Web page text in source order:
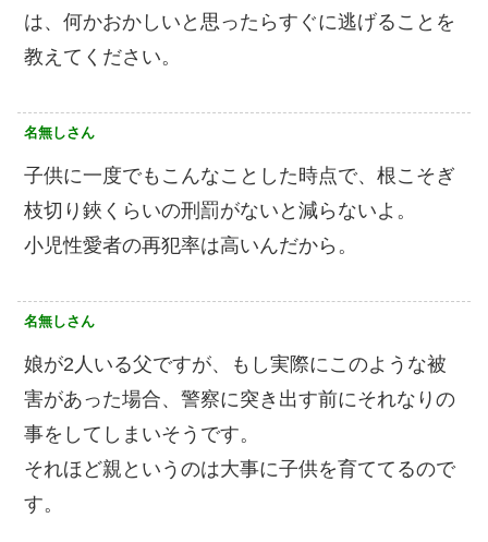
は、何かおかしいと思ったらすぐに逃げることを
教えてください。
名無しさん
子供に一度でもこんなことした時点で、根こそぎ
枝切り鋏くらいの刑罰がないと減らないよ。
小児性愛者の再犯率は高いんだから。
名無しさん
娘が2人いる父ですが、もし実際にこのような被
害があった場合、警察に突き出す前にそれなりの
事をしてしまいそうです。
それほど親というのは大事に子供を育ててるので
す。